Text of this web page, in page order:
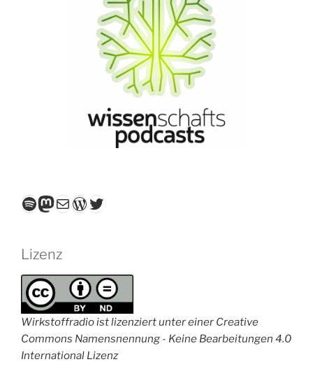
Spotify
Mastodon
E-MailWordPress
Twitter
Lizenz
Wirkstoffradio ist lizenziert unter einer Creative
Commons Namensnennung - Keine Bearbeitungen 4.0
International Lizenz